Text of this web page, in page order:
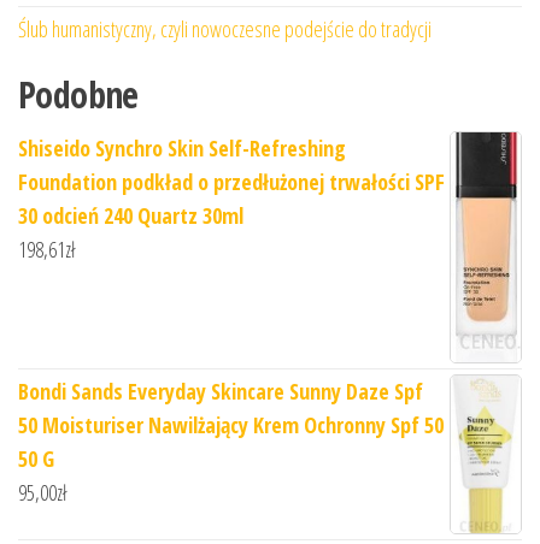
Ślub humanistyczny, czyli nowoczesne podejście do tradycji
Podobne
Shiseido Synchro Skin Self-Refreshing
Foundation podkład o przedłużonej trwałości SPF
30 odcień 240 Quartz 30ml
198,61zł
Bondi Sands Everyday Skincare Sunny Daze Spf
50 Moisturiser Nawilżający Krem Ochronny Spf 50
50 G
95,00zł